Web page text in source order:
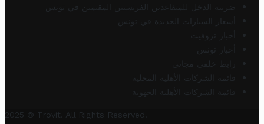
ضريبة الدخل للمتقاعدين الفرنسيين المقيمين في تونس
أسعار السيارات الجديدة في تونس
أخبار تروفيت
أخبار تونس
رابط خلفي مجاني
قائمة الشركات الأهلية المحلية
قائمة الشركات الأهلية الجهوية
2025 © Trovit. All Rights Reserved.